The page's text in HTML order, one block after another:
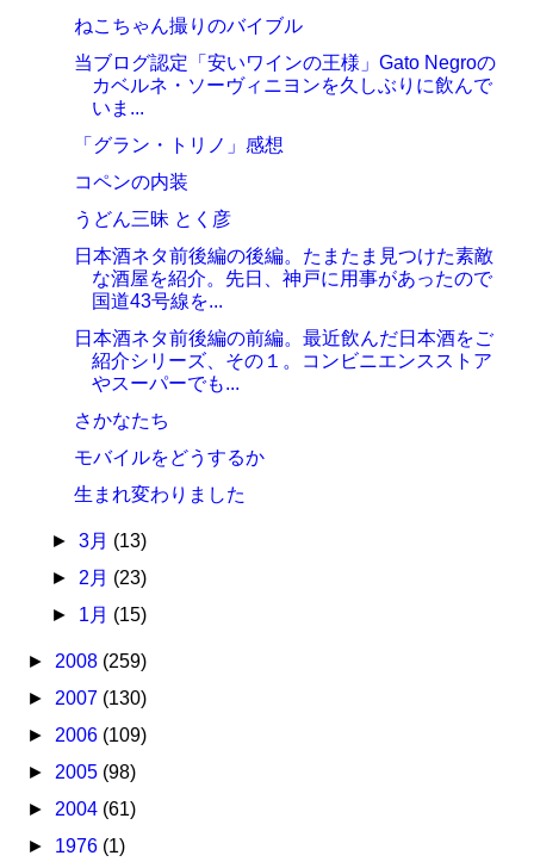
ねこちゃん撮りのバイブル
当ブログ認定「安いワインの王様」Gato Negroの
カベルネ・ソーヴィニヨンを久しぶりに飲んで
いま...
「グラン・トリノ」感想
コペンの内装
うどん三昧 とく彦
日本酒ネタ前後編の後編。たまたま見つけた素敵
な酒屋を紹介。先日、神戸に用事があったので
国道43号線を...
日本酒ネタ前後編の前編。最近飲んだ日本酒をご
紹介シリーズ、その１。コンビニエンスストア
やスーパーでも...
さかなたち
モバイルをどうするか
生まれ変わりました
► 3月 (13)
► 2月 (23)
► 1月 (15)
► 2008 (259)
► 2007 (130)
► 2006 (109)
► 2005 (98)
► 2004 (61)
► 1976 (1)